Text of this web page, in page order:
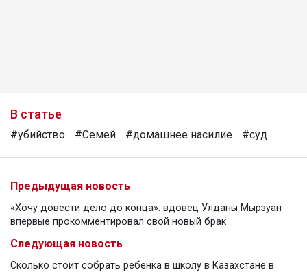
В статье
#убийство #Семей #домашнее насилие #суд
Предыдущая новость
«Хочу довести дело до конца»: вдовец Улданы Мырзуан
впервые прокомментировал свой новый брак
Следующая новость
Сколько стоит собрать ребенка в школу в Казахстане в